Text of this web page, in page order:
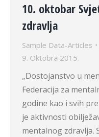
10. oktobar
zdravlja
Sample Data-Articles
9. Oktobra 2015.
„Dostojanstvo u
Federacija za
godine kao i svih
je aktivnosti
mentalnog zdravlja.